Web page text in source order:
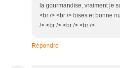
la gourmandise, vraiment je
<br /> <br /> bises et bonne
/> <br /> <br /> <br />
Répondre